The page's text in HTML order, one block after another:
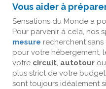
Vous aider à
Sensations du Monde a
Pour parvenir à cela, nos
mesure recherchent sans
pour votre hébergement,
votre circuit, autotour ou
plus strict de votre
sont toujours idéalement